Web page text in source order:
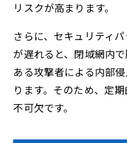
リスクが高まります。
さらに、セキュリティ
が遅れると、閉域網内
ある攻撃者による内部
ります。そのため、定
不可欠です。